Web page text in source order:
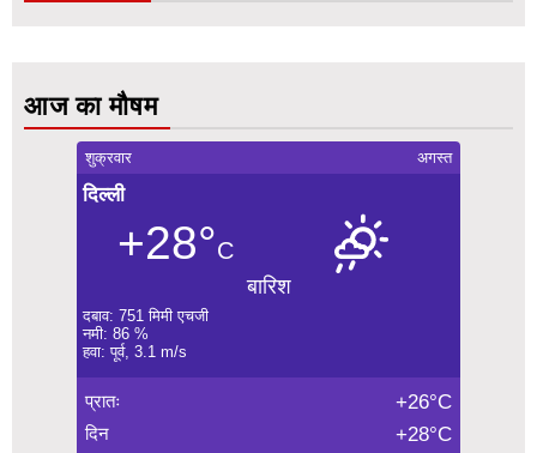
आज का मौषम
शुक्रवार अगस्त
दिल्ली
+28°C
बारिश
दबाव: 751 मिमी एचजी
नमी: 86 %
हवा: पूर्व, 3.1 m/s
प्रातः +26°C
दिन +28°C